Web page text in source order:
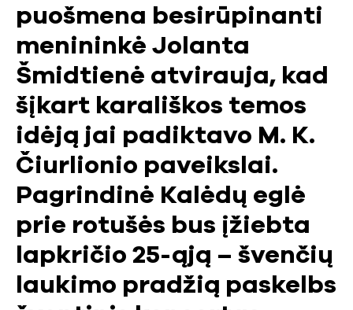
puošmena besirūpinanti
menininkė Jolanta
Šmidtienė atvirauja, kad
šįkart karališkos temos
idėją jai padiktavo M. K.
Čiurlionio paveikslai.
Pagrindinė Kalėdų eglė
prie rotušės bus įžiebta
lapkričio 25-ąją – švenčių
laukimo pradžią paskelbs